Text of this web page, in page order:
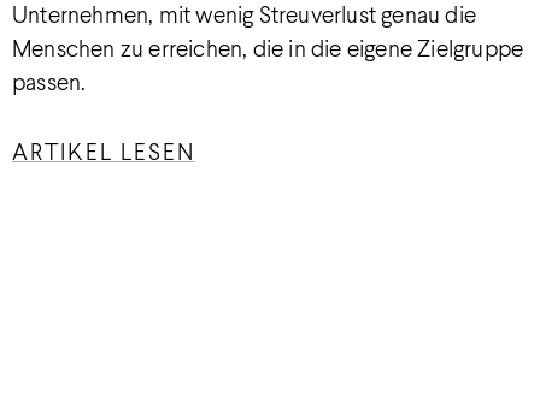
Unternehmen, mit wenig Streuverlust genau die
Menschen zu erreichen, die in die eigene Zielgruppe
passen.
ARTIKEL LESEN